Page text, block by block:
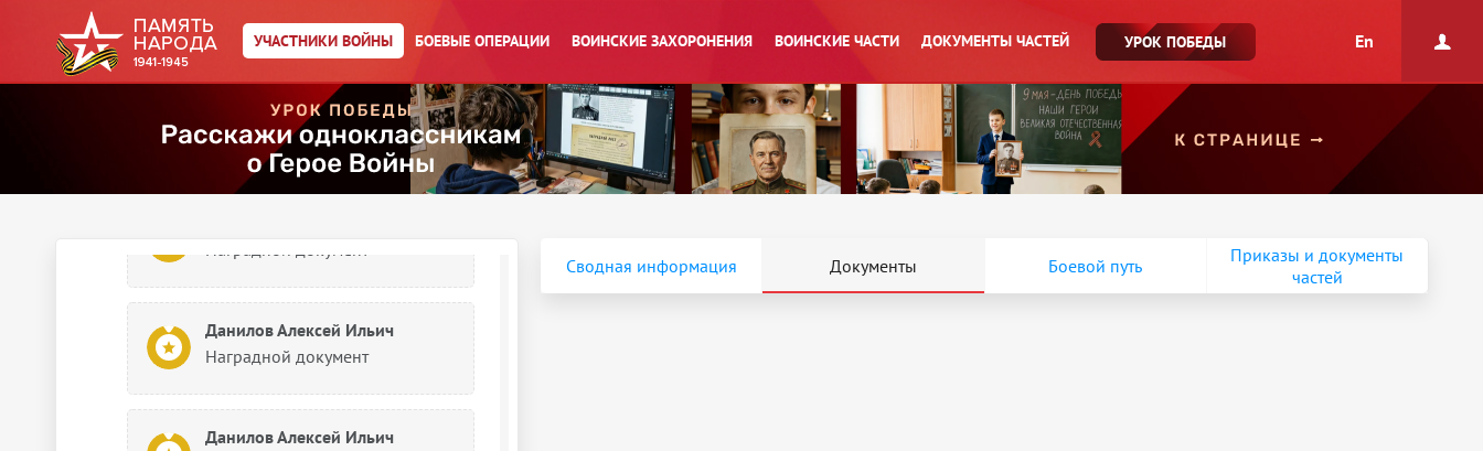
УЧАСТНИКИ ВОЙНЫ БОЕВЫЕ ОПЕРАЦИИ ВОИНСКИЕ ЗАХОРОНЕНИЯ ВОИНСКИЕ ЧАСТИ ДОКУМЕНТЫ ЧАСТЕЙ УРОК ПОБЕДЫ En
Картотека иностранных наград
Данилов Алексей Ильич
Картотека иностранных наград
Наградной документ
Данилов Алексей Ильич
Наградной документ
Данилов Алексей Ильич
Сводная информация Документы Боевой путь
Приказы и документы
частей